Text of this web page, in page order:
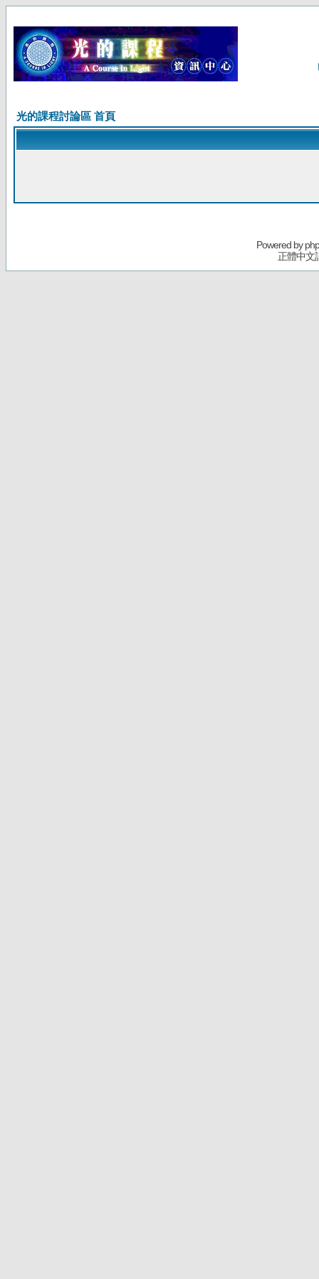
光的課程討論區 首頁
Powered by
正體中文